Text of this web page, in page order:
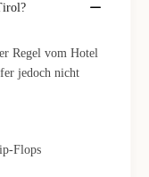
Regel vom Hotel
jedoch nicht
Flops